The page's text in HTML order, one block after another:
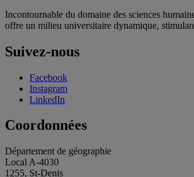
Incontournable du domaine des sciences
offre un milieu universitaire dynamique,
Suivez-nous
Facebook
Instagram
LinkedIn
Coordonnées
Département de géographie
Local A-4030
1255, St-Denis